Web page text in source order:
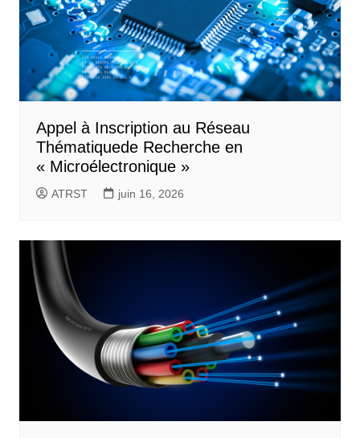
Appel à Inscription au Réseau
Thématiquede Recherche en
« Microélectronique »
ATRST juin 16, 2026